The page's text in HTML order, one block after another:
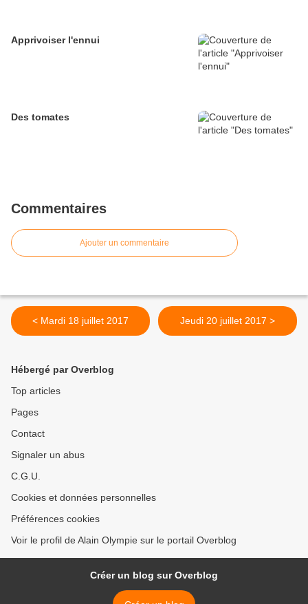
Apprivoiser l'ennui
Des tomates
Commentaires
Ajouter un commentaire
< Mardi 18 juillet 2017 Jeudi 20 juillet 2017 >
Hébergé par Overblog
Top articles
Pages
Contact
Signaler un abus
C.G.U.
Cookies et données personnelles
Préférences cookies
Voir le profil de Alain Olympie sur le portail Overblog
Créer un blog sur Overblog